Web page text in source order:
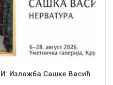
Изложба Сашке Васић